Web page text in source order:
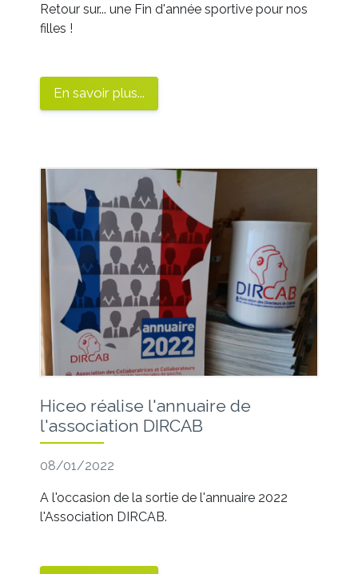
Retour sur... une Fin d'année sportive pour nos
filles !
En savoir plus...
Hiceo réalise l'annuaire de
l'association DIRCAB
08/01/2022
A l'occasion de la sortie de l'annuaire 2022
l'Association DIRCAB.